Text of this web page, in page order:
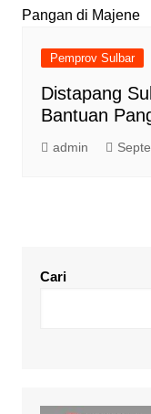
Pemprov Sulbar
Distapang
Bantuan
admin
Cari